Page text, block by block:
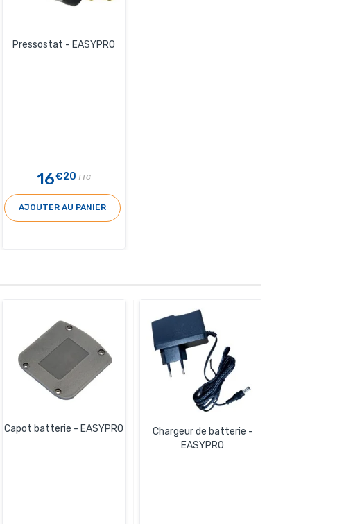
Pressostat - EASYPRO
16€20 TTC
AJOUTER AU PANIER
Capot batterie - EASYPRO
Chargeur de batterie -
EASYPRO